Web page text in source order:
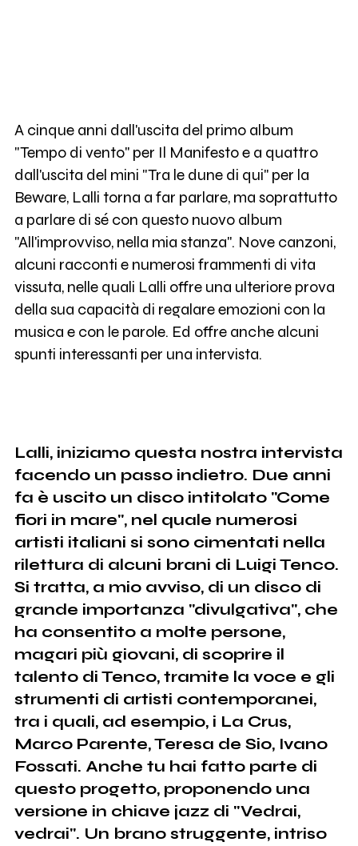
A cinque anni dall'uscita del primo album
"Tempo di vento" per Il Manifesto e a quattro
dall'uscita del mini "Tra le dune di qui" per la
Beware, Lalli torna a far parlare, ma soprattutto
a parlare di sé con questo nuovo album
"All'improvviso, nella mia stanza". Nove canzoni,
alcuni racconti e numerosi frammenti di vita
vissuta, nelle quali Lalli offre una ulteriore prova
della sua capacità di regalare emozioni con la
musica e con le parole. Ed offre anche alcuni
spunti interessanti per una intervista.
Lalli, iniziamo questa nostra intervista
facendo un passo indietro. Due anni
fa è uscito un disco intitolato "Come
fiori in mare", nel quale numerosi
artisti italiani si sono cimentati nella
rilettura di alcuni brani di Luigi Tenco.
Si tratta, a mio avviso, di un disco di
grande importanza "divulgativa", che
ha consentito a molte persone,
magari più giovani, di scoprire il
talento di Tenco, tramite la voce e gli
strumenti di artisti contemporanei,
tra i quali, ad esempio, i La Crus,
Marco Parente, Teresa de Sio, Ivano
Fossati. Anche tu hai fatto parte di
questo progetto, proponendo una
versione in chiave jazz di "Vedrai,
vedrai". Un brano struggente, intriso